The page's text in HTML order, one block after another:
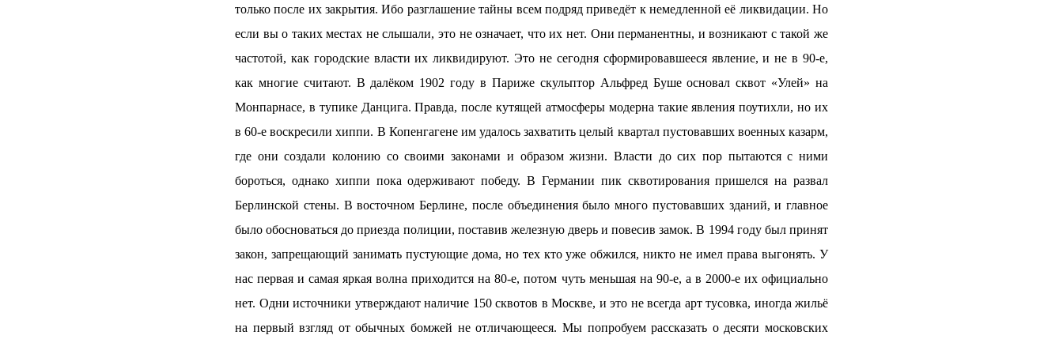
только после их закрытия. Ибо разглашение тайны всем подряд приведёт к немедленной её ликвидации. Но
если вы о таких местах не слышали, это не означает, что их нет. Они перманентны, и возникают с такой же
частотой, как городские власти их ликвидируют. Это не сегодня сформировавшееся явление, и не в 90-е,
как многие считают. В далёком 1902 году в Париже скульптор Альфред Буше основал сквот «Улей» на
Монпарнасе, в тупике Данцига. Правда, после кутящей атмосферы модерна такие явления поутихли, но их
в 60-е воскресили хиппи. В Копенгагене им удалось захватить целый квартал пустовавших военных казарм,
где они создали колонию со своими законами и образом жизни. Власти до сих пор пытаются с ними
бороться, однако хиппи пока одерживают победу. В Германии пик сквотирования пришелся на развал
Берлинской стены. В восточном Берлине, после объединения было много пустовавших зданий, и главное
было обосноваться до приезда полиции, поставив железную дверь и повесив замок. В 1994 году был принят
закон, запрещающий занимать пустующие дома, но тех кто уже обжился, никто не имел права выгонять. У
нас первая и самая яркая волна приходится на 80-е, потом чуть меньшая на 90-е, а в 2000-е их официально
нет. Одни источники утверждают наличие 150 сквотов в Москве, и это не всегда арт тусовка, иногда жильё
на первый взгляд от обычных бомжей не отличающееся. Мы попробуем рассказать о десяти московских